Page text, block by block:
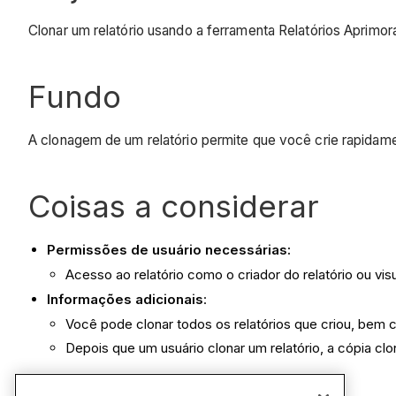
Clonar um relatório usando a ferramenta Relatórios
Fundo
A clonagem de um relatório permite que você crie
Coisas a considerar
Permissões de usuário necessárias:
Acesso ao relatório como o criador do relatório ou
Informações adicionais:
Você pode clonar todos os relatórios que criou, bem
Depois que um usuário clonar um relatório, a cópia